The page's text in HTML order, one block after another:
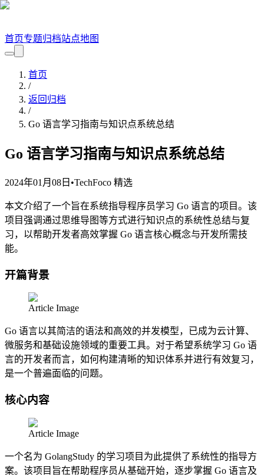
首页专题归档站点地图
首页
/
返回归档
/
Go 语言学习指南与知识点系统总结
Go 语言学习指南与知识点系统总结
2024年01月08日 •TechFoco 精选
本文介绍了一个旨在系统指导程序员学习 Go 语言的项目。该
项目强调通过思维导图等方式进行知识点的系统性总结与复
习，以帮助开发者高效掌握 Go 语言核心概念与开发所需技
能。
开篇背景
Article Image
Go 语言以其简洁的语法和高效的并发模型，已成为云计算、
微服务和基础设施领域的重要工具。对于希望系统学习 Go 语
言的开发者而言，如何构建清晰的知识体系并进行有效复习，
是一个普遍面临的问题。
核心内容
Article Image
一个名为 GolangStudy 的学习项目为此提供了系统性的指导方
案。该项目旨在帮助程序员从基础开始，逐步掌握 Go 语言及